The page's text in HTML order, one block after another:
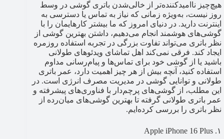
هیچ‌چیز ناامیدکننده‌تر از خالی‌شدن باتری گوشی در وسط
روز نیست، به‌ویژه زمانی که نیاز به تماس یا دسترسی به
اینترنت دارید. در دنیای امروز که ما بیشتر کارهایمان را با
گوشی‌های هوشمند انجام می‌دهیم، داشتن بهترین گوشی از
نظر باتری می‌تواند تفاوت بزرگی در تجربه استفاده روزمره
ایجاد کند. فرقی نمی‌کند اهل تماشای ویدئوهای طولانی
باشید یا از گوشی خود برای تماس‌ها و پیام‌رسانی مداوم
استفاده کنید، آنچه بیش از هر چیز اهمیت دارد، عمر باتری
طولانی و توانایی گوشی در مدیریت مصرف انرژی است. در
این مطلب، از گوشی‌های پرچم‌دار با فناوری‌های پیشرفته و
عمر باتری طولانی گرفته تا بهترین گوشی‌های میان‌رده از
نظر باتری را بررسی کرده‌ایم.
۱. Apple iPhone 16 Plus